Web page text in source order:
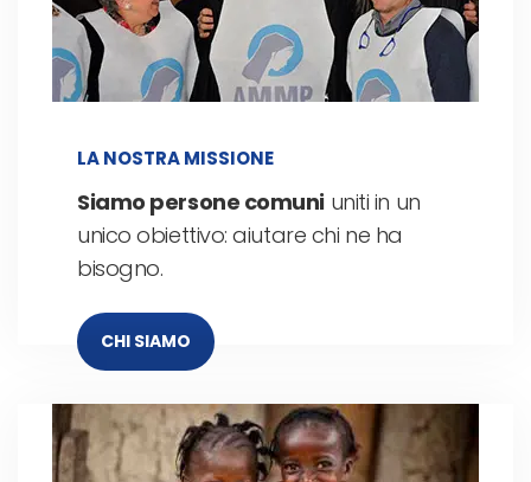
LA NOSTRA MISSIONE
Siamo persone comuni uniti in un
unico obiettivo: aiutare chi ne ha
bisogno.
CHI SIAMO